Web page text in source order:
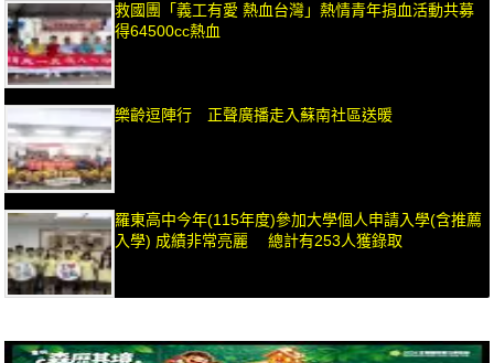
救國團「義工有愛 熱血台灣」熱情青年捐血活動共募
得64500cc熱血
樂齡逗陣行 正聲廣播走入蘇南社區送暖
羅東高中今年(115年度)參加大學個人申請入學(含推薦
入學) 成績非常亮麗 總計有253人獲錄取